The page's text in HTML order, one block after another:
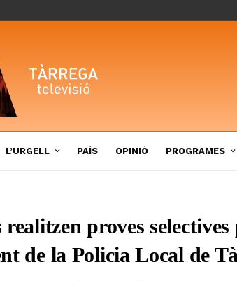
L’URGELL PAÍS OPINIÓ PROGRAMES
realitzen proves
de la Policia Local de